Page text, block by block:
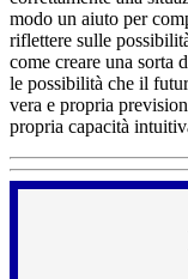
modo un aiuto per
riflettere sulle
come creare una sorta
le possibilità che il
vera e propria
propria capacità